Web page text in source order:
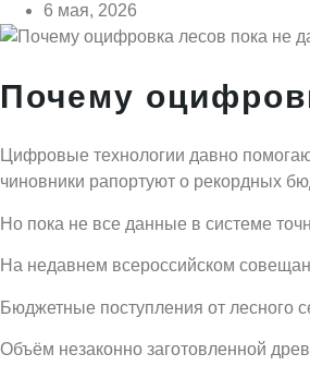
6 мая, 2026
Почему
Цифровые технологии давно
чиновники рапортуют о рекордных
Но пока не все данные в системе
На недавнем всероссийском
Бюджетные поступления от лесного
Объём незаконно заготовленной